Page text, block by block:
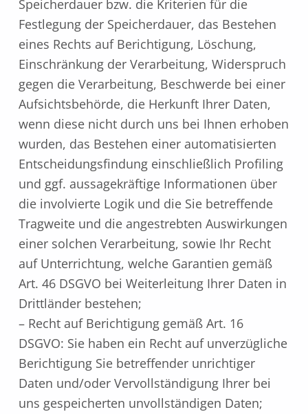
Speicherdauer bzw. die Kriterien für die
Festlegung der Speicherdauer, das Bestehen
eines Rechts auf Berichtigung, Löschung,
Einschränkung der Verarbeitung, Widerspruch
gegen die Verarbeitung, Beschwerde bei einer
Aufsichtsbehörde, die Herkunft Ihrer Daten,
wenn diese nicht durch uns bei Ihnen erhoben
wurden, das Bestehen einer automatisierten
Entscheidungsfindung einschließlich Profiling
und ggf. aussagekräftige Informationen über
die involvierte Logik und die Sie betreffende
Tragweite und die angestrebten Auswirkungen
einer solchen Verarbeitung, sowie Ihr Recht
auf Unterrichtung, welche Garantien gemäß
Art. 46 DSGVO bei Weiterleitung Ihrer Daten in
Drittländer bestehen;
– Recht auf Berichtigung gemäß Art. 16
DSGVO: Sie haben ein Recht auf unverzügliche
Berichtigung Sie betreffender unrichtiger
Daten und/oder Vervollständigung Ihrer bei
uns gespeicherten unvollständigen Daten;